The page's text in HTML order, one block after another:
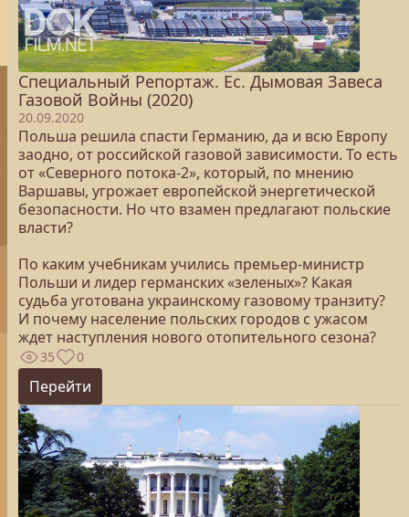
Специальный Репортаж. Ес. Дымовая Завеса
Газовой Войны (2020)
20.09.2020
Польша решила спасти Германию, да и всю Европу
заодно, от российской газовой зависимости. То есть
от «Северного потока-2», который, по мнению
Варшавы, угрожает европейской энергетической
безопасности. Но что взамен предлагают польские
власти?
По каким учебникам учились премьер-министр
Польши и лидер германских «зеленых»? Какая
судьба уготована украинскому газовому транзиту?
И почему население польских городов с ужасом
ждет наступления нового отопительного сезона?
35 0
Перейти